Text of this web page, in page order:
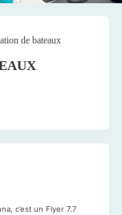
de bateaux
c’est un Flyer 7.7